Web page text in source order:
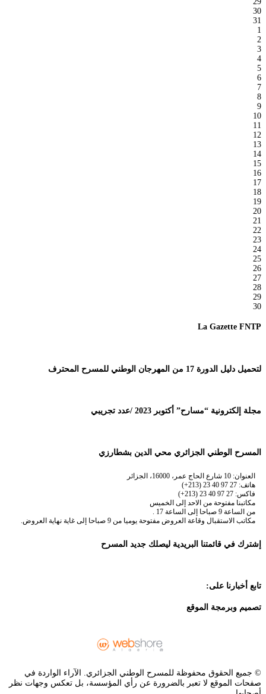
30
31
1
2
3
4
5
6
7
8
9
10
11
12
13
14
15
16
17
18
19
20
21
22
23
24
25
26
27
28
29
30
La Gazette FNTP
لتحميل دليل الدورة 17 من المهرجان الوطني للمسرح المحترف
مجلة إلكترونية “مسارح” أكتوبر 2023 /عدد تجريبي
المسرح الوطني الجزائري محي الدين بشطارزي
العنوان: 10 شارع الحاج عمر، 16000، الجزائر
هاتف: 27 97 40 23 (213+)
فاكس: 27 97 40 23 (213+)
مكاتبنا مفتوحة من الاحد إلى الخميس
من الساعة 9 صباحا إلى الساعة 17 .
مكاتب الاستقبال وقاعة العروض مفتوحة يوميا من 9 صباحا إلى غاية نهاية العروض.
إشترك في قائمتنا البريدية ليصلك جديد المسرح
تابع أخبارنا على:
تصميم وبرمجة الموقع
© جميع الحقوق محفوظة للمسرح الوطني الجزائري. الآراء الواردة في
صفحات الموقع لا تعبر بالضرورة عن رأي المؤسسة، بل تعكس وجهات نظر